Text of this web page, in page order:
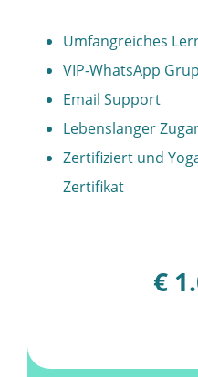
Umfangreiches
VIP-WhatsApp
Email Support
Lebenslanger
Zertifiziert und
Zertifikat
€